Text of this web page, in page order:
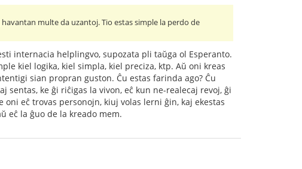
multe da uzantoj. Tio estas simple la perdo de
internacia helplingvo, supozata pli taŭga ol Esperanto.
kiel logika, kiel simpla, kiel preciza, ktp. Aŭ oni kreas
sian propran guston. Ĉu estas farinda ago? Ĉu
sentas, ke ĝi riĉigas la vivon, eĉ kun ne-realecaj revoj, ĝi
eĉ trovas personojn, kiuj volas lerni ĝin, kaj ekestas
eĉ la ĝuo de la kreado mem.